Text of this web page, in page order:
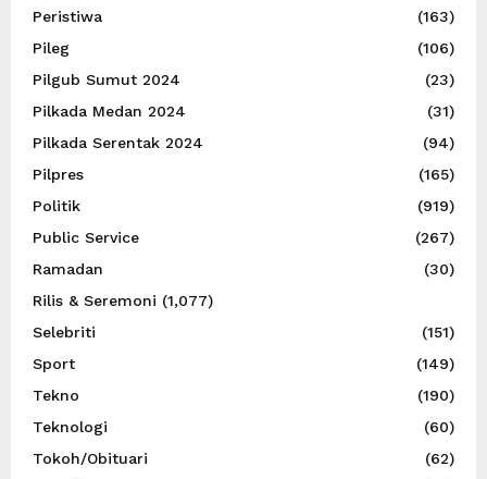
Peristiwa
(163)
Pileg
(106)
Pilgub Sumut 2024
(23)
Pilkada Medan 2024
(31)
Pilkada Serentak 2024
(94)
Pilpres
(165)
Politik
(919)
Public Service
(267)
Ramadan
(30)
Rilis & Seremoni (1,077)
Selebriti
(151)
Sport
(149)
Tekno
(190)
Teknologi
(60)
Tokoh/Obituari
(62)